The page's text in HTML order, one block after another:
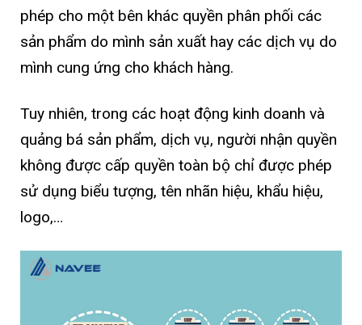
phép cho một bên khác quyền phân phối các
sản phẩm do mình sản xuất hay các dịch vụ do
mình cung ứng cho khách hàng.
Tuy nhiên, trong các hoạt động kinh doanh và
quảng bá sản phẩm, dịch vụ, người nhận quyền
không được cấp quyền toàn bộ chỉ được phép
sử dụng biểu tượng, tên nhãn hiệu, khẩu hiệu,
logo,…